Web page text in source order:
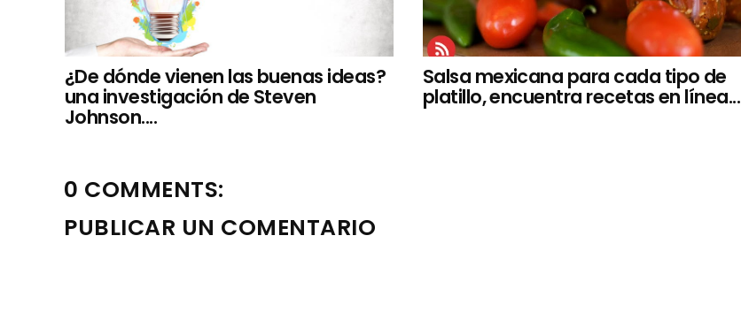
¿De dónde vienen las buenas ideas?
una investigación de Steven
Johnson....
Salsa mexicana para cada tipo de
platillo, encuentra recetas en línea...
0 COMMENTS:
PUBLICAR UN COMENTARIO